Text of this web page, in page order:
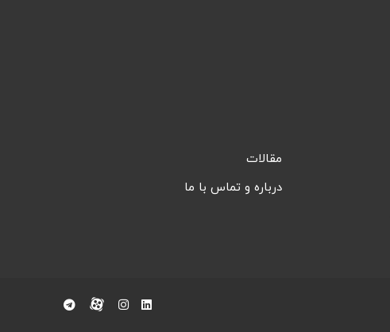
مقالات
درباره و تماس با ما